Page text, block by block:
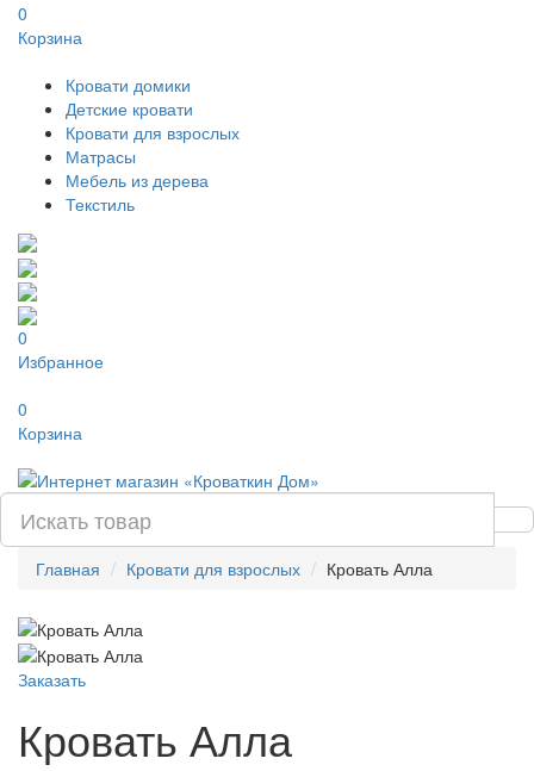
0
Корзина
Кровати домики
Детские кровати
Кровати для взрослых
Матрасы
Мебель из дерева
Текстиль
0
Избранное
0
Корзина
Главная Кровати для взрослых Кровать Алла
Заказать
Кровать Алла